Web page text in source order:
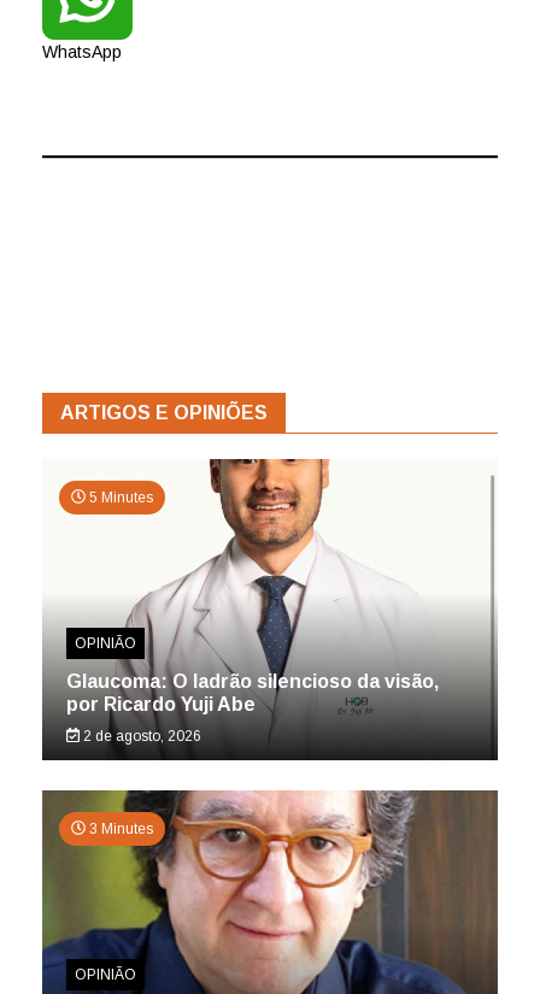
WhatsApp
ARTIGOS E OPINIÕES
5 Minutes
OPINIÃO
Glaucoma: O ladrão silencioso da visão,
por Ricardo Yuji Abe
2 de agosto, 2026
3 Minutes
OPINIÃO